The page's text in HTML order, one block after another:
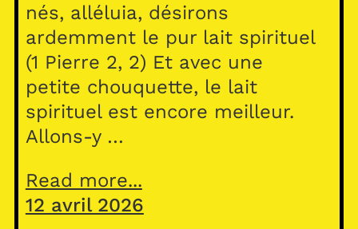
nés, alléluia, désirons
ardemment le pur lait spirituel
(1 Pierre 2, 2) Et avec une
petite chouquette, le lait
spirituel est encore meilleur.
Allons-y …
Read more...
12 avril 2026